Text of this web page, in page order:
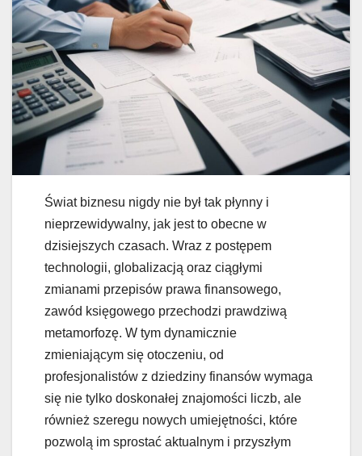
Świat biznesu nigdy nie był tak płynny i
nieprzewidywalny, jak jest to obecne w
dzisiejszych czasach. Wraz z postępem
technologii, globalizacją oraz ciągłymi
zmianami przepisów prawa finansowego,
zawód księgowego przechodzi prawdziwą
metamorfozę. W tym dynamicznie
zmieniającym się otoczeniu, od
profesjonalistów z dziedziny finansów wymaga
się nie tylko doskonałej znajomości liczb, ale
również szeregu nowych umiejętności, które
pozwolą im sprostać aktualnym i przyszłym